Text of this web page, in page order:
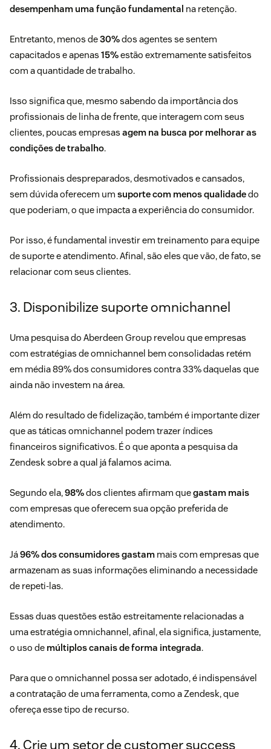
desempenham uma função fundamental na retenção.
Entretanto, menos de30%dos agentes se sentem
capacitados e apenas 15%estão extremamente satisfeitos
com a quantidade de trabalho.
Isso significa que, mesmo sabendo da importância dos
profissionais de linha de frente, que interagem com seus
clientes, poucas empresas agem na busca por melhorar as
condições de trabalho.
Profissionais despreparados, desmotivados e cansados,
sem dúvida oferecem um suporte com menos qualidadedo
que poderiam, o que impacta a experiência do consumidor.
Por isso, é fundamental investir em treinamento para equipe
de suporte e atendimento. Afinal, são eles que vão, de fato, se
relacionar com seus clientes.
3. Disponibilize suporte omnichannel
Uma pesquisa do Aberdeen Group revelou que empresas
com estratégias de omnichannel bem consolidadas retém
em média 89% dos consumidores contra 33% daquelas que
ainda não investem na área.
Além do resultado de fidelização, também é importante dizer
que as táticas omnichannel podem trazer índices
financeiros significativos. É o que aponta a pesquisa da
Zendesk sobre a qual já falamos acima.
Segundo ela,98%dos clientes afirmam quegastam mais
com empresas que oferecem sua opção preferida de
atendimento.
Já96% dos consumidores gastam mais com empresas que
armazenam as suas informações eliminando a necessidade
de repeti-las.
Essas duas questões estão estreitamente relacionadas a
umaestratégia omnichannel , afinal, ela significa, justamente,
o uso de múltiplos canais de forma integrada.
Para que o omnichannel possa ser adotado, é indispensável
a contratação de uma ferramenta, como aZendesk, que
ofereça esse tipo de recurso.
4. Crie um setor de customer success